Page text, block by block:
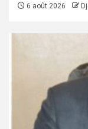
6 août 2026